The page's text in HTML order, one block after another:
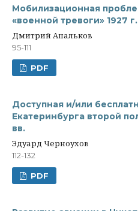
Мобилизационная
«военной тревоги» 1927 г.
Дмитрий Апальков
95-111
PDF
Доступная и/или
Екатеринбурга второй
вв.
Эдуард Черноухов
112-132
PDF